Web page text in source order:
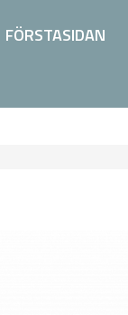
FÖRSTASIDAN